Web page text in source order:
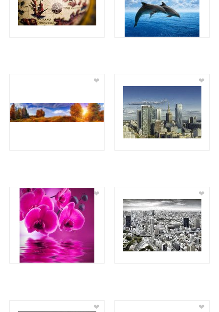
❤ ❤
❤ ❤
❤ ❤